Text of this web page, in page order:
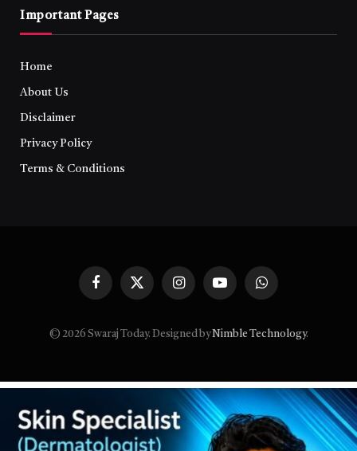
Important Pages
Home
About Us
Disclaimer
Privacy Policy
Terms & Conditions
FacebookX
InstagramYouTubeWhatsApp
© 2026 Swaraj Today. Designed byNimble Technology.